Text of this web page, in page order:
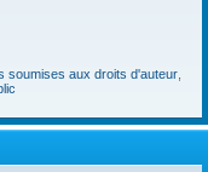
soumises aux droits d'auteur,